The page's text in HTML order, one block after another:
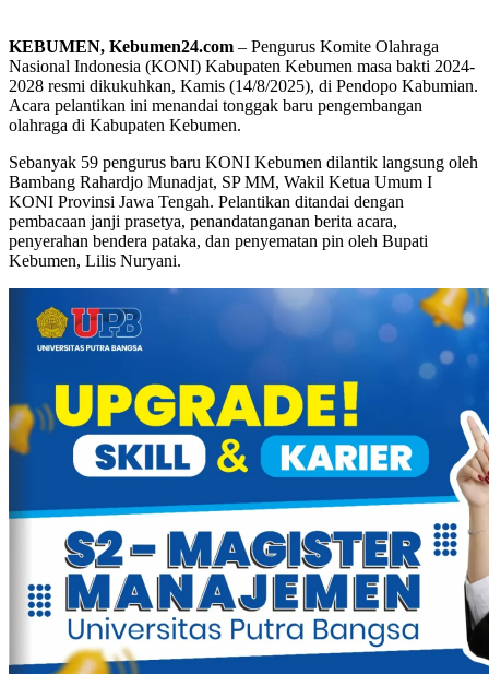
KEBUMEN, Kebumen24.com – Pengurus Komite Olahraga
Nasional Indonesia (KONI) Kabupaten Kebumen masa bakti 2024-
2028 resmi dikukuhkan, Kamis (14/8/2025), di Pendopo Kabumian.
Acara pelantikan ini menandai tonggak baru pengembangan
olahraga di Kabupaten Kebumen.
Sebanyak 59 pengurus baru KONI Kebumen dilantik langsung oleh
Bambang Rahardjo Munadjat, SP MM, Wakil Ketua Umum I
KONI Provinsi Jawa Tengah. Pelantikan ditandai dengan
pembacaan janji prasetya, penandatanganan berita acara,
penyerahan bendera pataka, dan penyematan pin oleh Bupati
Kebumen, Lilis Nuryani.